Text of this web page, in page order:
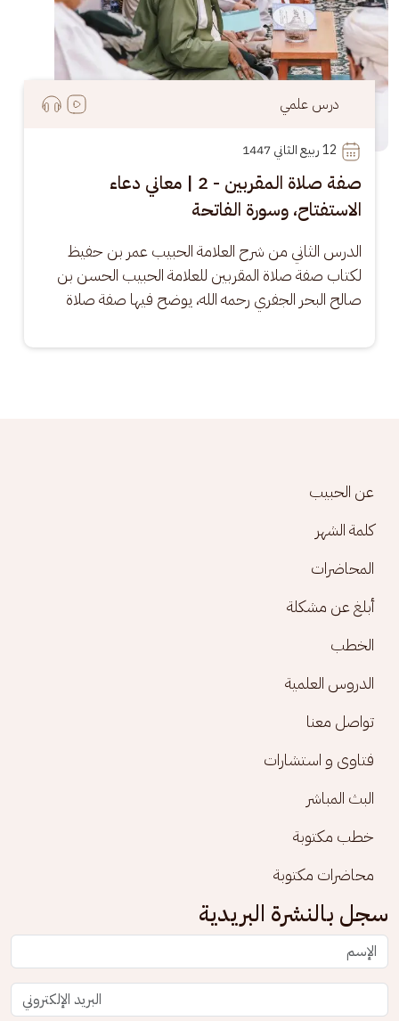
درس علمي
12
صفة صلاة المقربين - 2 | معاني دعاء
الاستفتاح، وسورة الفاتحة
الدرس الثاني من شرح العلامة الحبيب عمر بن حفيظ
لكتاب صفة صلاة المقربين للعلامة الحبيب الحسن بن
صالح البحر الجفري رحمه الله، يوضح فيها صفة صلاة
Footer menu
عن الحبيب
كلمة الشهر
المحاضرات
أبلغ عن مشكلة
الخطب
الدروس العلمية
تواصل معنا
فتاوى و استشارات
البث المباشر
خطب مكتوبة
محاضرات مكتوبة
سجل بالنشرة البريدية